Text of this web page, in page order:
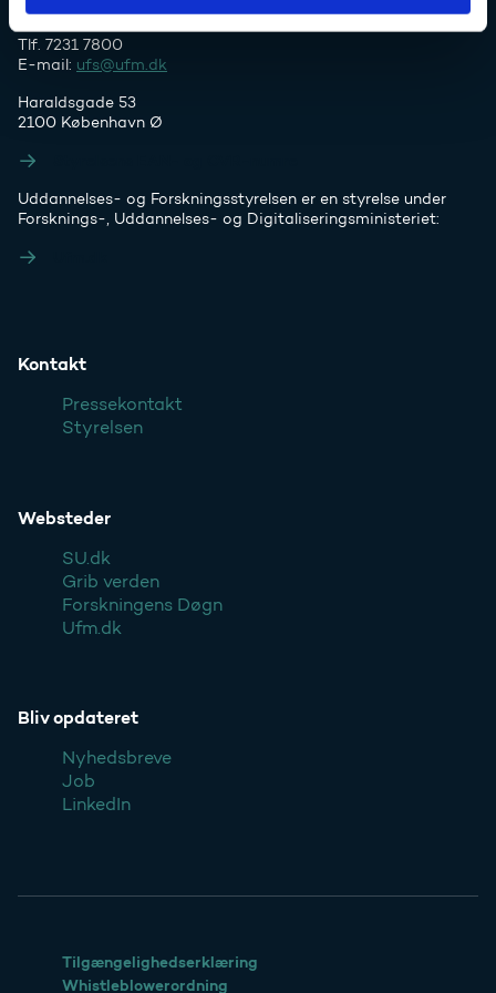
Tlf. 7231 7800
E-mail: ufs@ufm.dk
Haraldsgade 53
2100 København Ø
Uddannelses- og Forskningsstyrelsen er en styrelse under
Forsknings-, Uddannelses- og Digitaliseringsministeriet:
Kontakt
Pressekontakt
Styrelsen
Websteder
SU.dk
Grib verden
Forskningens Døgn
Ufm.dk
Bliv opdateret
Nyhedsbreve
Job
LinkedIn
Tilgængelighedserklæring
Whistleblowerordning